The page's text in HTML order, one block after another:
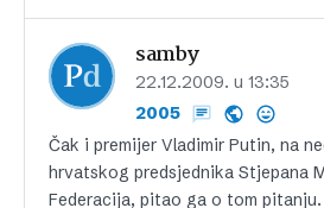
samby
22.12.2009. u 13:35
2005
Čak i premijer Vladimir Putin, na
hrvatskog predsjednika Stjepana
Federacija, pitao ga o tom